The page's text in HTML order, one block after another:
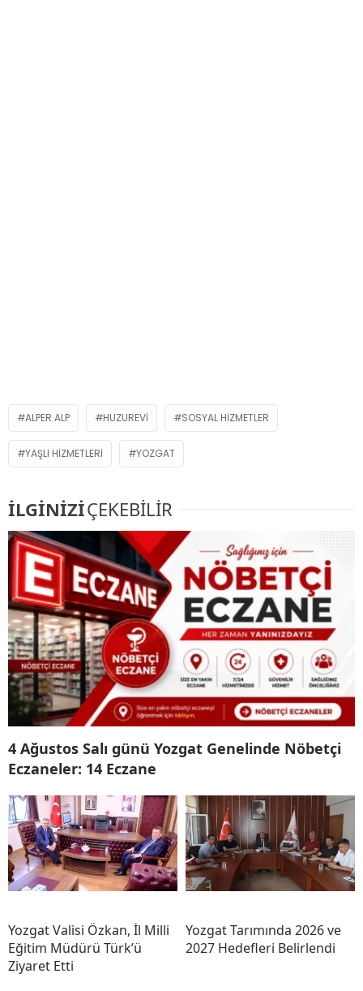
ALPER ALP HUZUREVI SOSYAL HIZMETLER
YAŞLI HIZMETLERI YOZGAT
İLGİNİZİÇEKEBİLİR
4 Ağustos Salı günü Yozgat Genelinde Nöbetçi
Eczaneler: 14 Eczane
Yozgat Valisi Özkan, İl Milli
Eğitim Müdürü Türk’ü
Ziyaret Etti
Yozgat Tarımında 2026 ve
2027 Hedefleri Belirlendi